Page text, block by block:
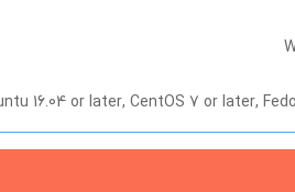
16.04 or later, CentOS 7 or later,